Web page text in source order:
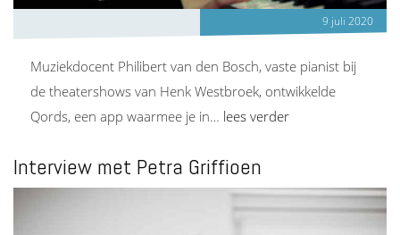
9 juli 2020
Muziekdocent Philibert van den Bosch, vaste pianist bij
de theatershows van Henk Westbroek, ontwikkelde
Qords, een app waarmee je in… lees verder
Interview met Petra Griffioen